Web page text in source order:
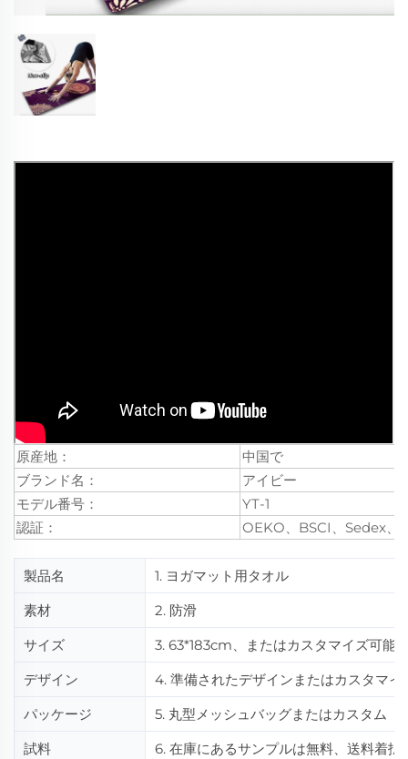
原産地：
中国で
ブランド名：
アイビー
モデル番号：
YT-1
認証：
OEKO、BSCI、Sedex、
製品名
1. ヨガマット用タオル
素材
2. 防滑
サイズ
3. 63*183cm、またはカスタマイズ可能
デザイン
4. 準備されたデザインまたはカスタマイ
パッケージ
5. 丸型メッシュバッグまたはカスタム
試料
6. 在庫にあるサンプルは無料、送料着払